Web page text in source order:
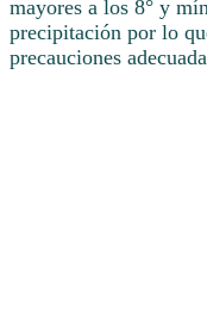
mayores a los 8° y
precipitación por lo
precauciones